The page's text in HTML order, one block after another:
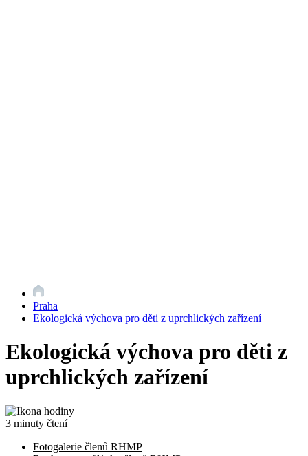
Praha
Ekologická výchova pro děti z uprchlických zařízení
Ekologická výchova pro děti z
uprchlických zařízení
3 minuty čtení
Fotogalerie členů RHMP